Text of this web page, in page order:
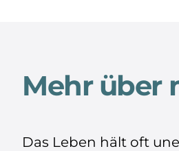
Mehr über
Das Leben hält oft